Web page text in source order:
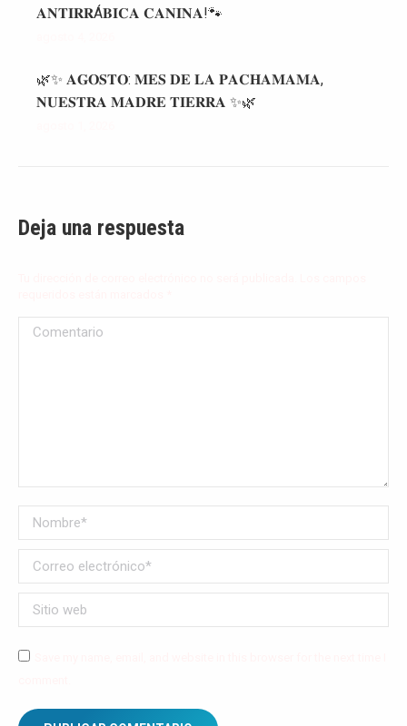
𝐀𝐍𝐓𝐈𝐑𝐑Á𝐁𝐈𝐂𝐀 𝐂𝐀𝐍𝐈𝐍𝐀!🐾
🌿✨ 𝐀𝐆𝐎𝐒𝐓𝐎: 𝐌𝐄𝐒 𝐃𝐄 𝐋𝐀 𝐏𝐀𝐂𝐇𝐀𝐌𝐀𝐌𝐀,
𝐍𝐔𝐄𝐒𝐓𝐑𝐀 𝐌𝐀𝐃𝐑𝐄 𝐓𝐈𝐄𝐑𝐑𝐀 ✨🌿
Deja una respuesta
Comentario
Nombre *
Correo electrónico *
Sitio web